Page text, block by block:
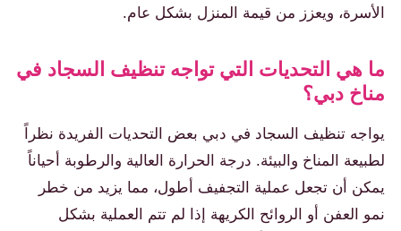
الأسرة، ويعزز من قيمة المنزل بشكل عام.
ما هي التحديات التي تواجه تنظيف السجاد في
مناخ دبي؟
يواجه تنظيف السجاد في دبي بعض التحديات الفريدة نظراً
لطبيعة المناخ والبيئة. درجة الحرارة العالية والرطوبة أحياناً
يمكن أن تجعل عملية التجفيف أطول، مما يزيد من خطر
نمو العفن أو الروائح الكريهة إذا لم تتم العملية بشكل